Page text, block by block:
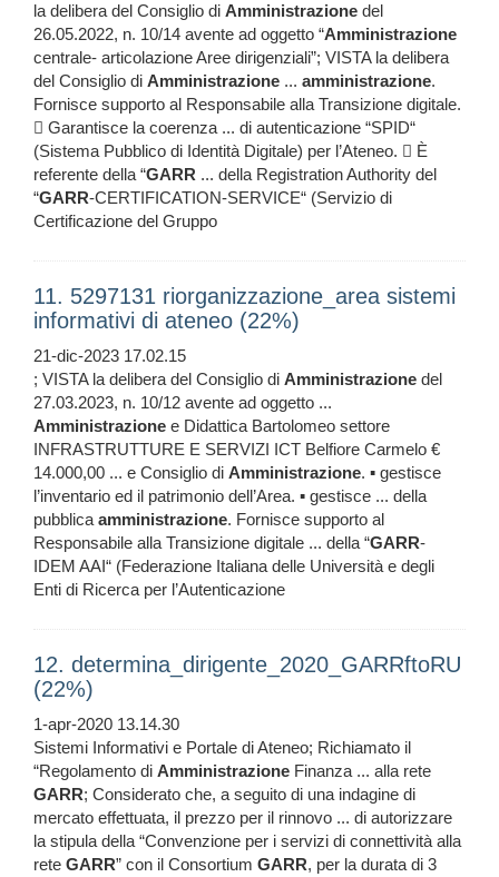
la delibera del Consiglio di Amministrazione del
26.05.2022, n. 10/14 avente ad oggetto “Amministrazione
centrale- articolazione Aree dirigenziali”; VISTA la delibera
del Consiglio di Amministrazione ... amministrazione.
Fornisce supporto al Responsabile alla Transizione digitale.
 Garantisce la coerenza ... di autenticazione “SPID“
(Sistema Pubblico di Identità Digitale) per l’Ateneo.  È
referente della “GARR ... della Registration Authority del
“GARR-CERTIFICATION-SERVICE“ (Servizio di
Certificazione del Gruppo
11. 5297131 riorganizzazione_area sistemi
informativi di ateneo (22%)
21-dic-2023 17.02.15
; VISTA la delibera del Consiglio di Amministrazione del
27.03.2023, n. 10/12 avente ad oggetto ...
Amministrazione e Didattica Bartolomeo settore
INFRASTRUTTURE E SERVIZI ICT Belfiore Carmelo €
14.000,00 ... e Consiglio di Amministrazione. ▪ gestisce
l’inventario ed il patrimonio dell’Area. ▪ gestisce ... della
pubblicaamministrazione. Fornisce supporto al
Responsabile alla Transizione digitale ... della “GARR-
IDEM AAI“ (Federazione Italiana delle Università e degli
Enti di Ricerca per l’Autenticazione
12. determina_dirigente_2020_GARRftoRU
(22%)
1-apr-2020 13.14.30
Sistemi Informativi e Portale di Ateneo; Richiamato il
“Regolamento di Amministrazione Finanza ... alla rete
GARR; Considerato che, a seguito di una indagine di
mercato effettuata, il prezzo per il rinnovo ... di autorizzare
la stipula della “Convenzione per i servizi di connettività alla
rete GARR” con il Consortium GARR, per la durata di 3